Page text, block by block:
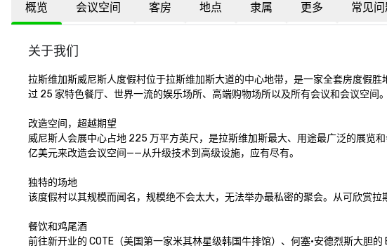
概览 会议空间 客房 地点 隶属 更多 常见
关于我们
拉斯维加斯威尼斯人度假村位于拉斯维加斯大道的中心地带，是一家全套房度假
过 25 家特色餐厅、世界一流的娱乐场所、高端购物场所以及所有会议和会议空间。
改造空间，超越期望
威尼斯人会展中心占地 225 万平方英尺，是拉斯维加斯最大、用途最广泛的展览
亿美元来改造会议空间——从升级技术到高级设施，应有尽有。
独特的场地
该度假村以其规模而闻名，规模绝不会太大，无法举办最私密的聚会。从可欣赏
餐饮和鸡尾酒
前往新开业的 COTE（美国第一家米其林星级韩国牛排馆）、何塞·安德烈斯大胆